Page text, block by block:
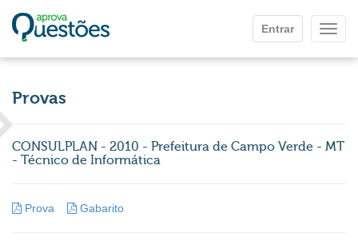
Entrar
Provas
CONSULPLAN - 2010 - Prefeitura de Campo Verde - MT
- Técnico de Informática
Prova Gabarito